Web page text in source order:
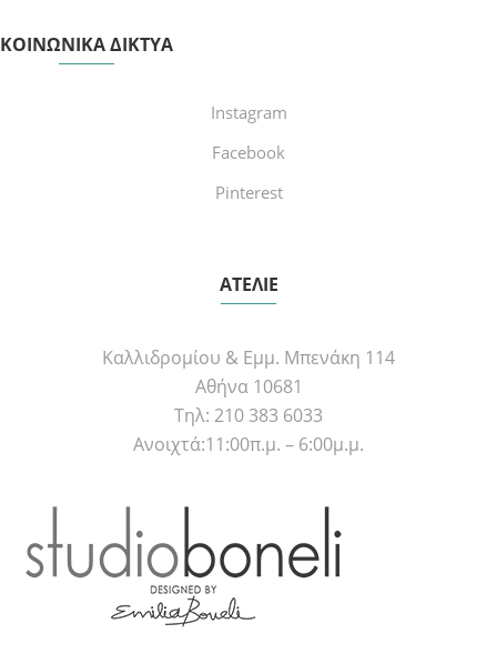
ΚΟΙΝΩΝΙΚΑ ΔΙΚΤΥΑ
Instagram
Facebook
Pinterest
ΑΤΕΛΙΕ
Καλλιδρομίου & Εμμ. Μπενάκη 114
Αθήνα 10681
Τηλ: 210 383 6033
Ανοιχτά:11:00π.μ. – 6:00μ.μ.